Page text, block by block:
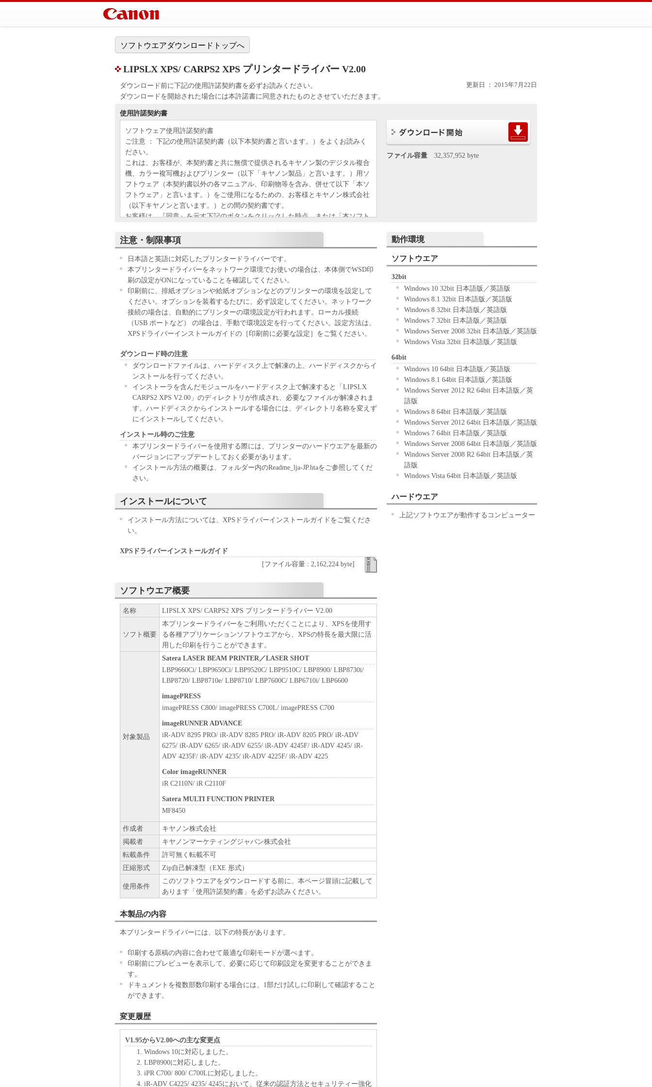
ソフトウエアダウンロードトップへ
LIPSLX XPS/ CARPS2 XPS プリンタードライバー V2.00
ダウンロード前に下記の使用許諾契約書を必ずお読みください。
ダウンロードを開始された場合には本許諾書に同意されたものとさせていただきます。
更新日 ： 2015年7月22日
使用許諾契約書
ソフトウェア使用許諾契約書
ご注意 ： 下記の使用許諾契約書（以下本契約書と言います。）をよくお読みく
ださい。
これは、お客様が、本契約書と共に無償で提供されるキヤノン製のデジタル複合
機、カラー複写機およびプリンター（以下「キヤノン製品」と言います。）用ソ
フトウェア（本契約書以外の各マニュアル、印刷物等を含み、併せて以下「本ソ
フトウェア」と言います。）をご使用になるための、お客様とキヤノン株式会社
（以下キヤノンと言います。）との間の契約書です。
お客様は、『同意』を示す下記のボタンをクリックした時点、または「本ソフト
す。
お客様が本契約書に同意できない場合、「本ソフトウェア」を使用することはで
きません。
１．許諾
(1) キヤノンは、お客様が「キヤノン製品」を利用する目的のために、「キヤノ
ン製品」に直接またはネットワークを通じ接続される複数のコンピューター（以
下「指定機器」と言います。）において、「本ソフトウェア」を使用（本契約書
においては、「本ソフトウェア」をコンピューターの記憶媒体上にインストール
すること、またはコンピューターにおいて表示すること、アクセスすること、も
しくは実行することのいずれも含むものとします。）するための非独占的権利を
て接続されたコンピューター上で、かかるコンピューターの使用者に対して「本
ソフトウェア」を使用させることができますが、かかるコンピューターの使用者
に本契約書上の義務および条件を遵守させるとともに、その履行に関し全責任を
負うことを条件とします。
(2) お客様は、上記(1)に基づいて「本ソフトウェア」を使用するためのバックア
ップとして、「本ソフトウェア」を１部、複製することができます。
(3) 上記(1)および(2)に定める場合を除き、キヤノンまたはキヤノンのライセンサ
ーのいかなる知的財産権も、明示たると黙示たるとを問わず、本契約書によって
お客様に譲渡あるいは許諾されるものではありません。
２．制限
(1) お客様は、再使用許諾、譲渡、販売、頒布、リースもしくは貸与その他の方
法により、第三者に「本ソフトウェア」を使用させることはできません。
(2) お客様は、「本ソフトウェア」の全部または一部を修正、改変、逆コンパイ
ル、逆アセンブル、その他リバースエンジニアリング等することはできません。
また第三者にこのような行為をさせてはなりません。
３．著作権表示
お客様は、「本ソフトウェア」に含まれるキヤノンまたはキヤノンのライセンサ
ーの著作権表示を変更し、除去しもしくは削除してはなりません。
４．所有権
「本ソフトウェア」に係る権原および所有権は、その内容によりキヤノンまたは
お客様は、日本国政府または関連する外国政府より必要な許可等を得ることなし
に、「本ソフトウェア」の全部または一部を、直接または間接に輸出してはなり
ません。
６．サポートおよびアップデート
キヤノン、キヤノンの子会社、関係会社、それらの販売代理店および販売店、並
びにキヤノンのライセンサーは、お客様による「本ソフトウェア」の使用を支援
すること、および「本ソフトウェア」に対してアップデート、バグの修正あるい
はサポートを行うことについて、いかなる責任も負うものではありません。
７．保証の否認・免責
(1) 「本ソフトウェア」は、『現状のまま』の状態で使用許諾されます。キヤノ
ン、キヤノンのライセンサー、キヤノンの子会社、キヤノンの関連会社、それら
の販売代理店または販売店のいずれも、「本ソフトウェア」に関して、商品性お
とを問わず一切しないものとします。
(2) キヤノン、キヤノンのライセンサー、キヤノンの子会社、キヤノンの関連会
社、それらの販売代理店または販売店のいずれも、「本ソフトウェア」の使用ま
たは使用不能から生ずるいかなる損害（逸失利益およびその他の派生的または付
随的な損害を含むがこれらに限定されない全ての損害を言います。）について、
適用法で認められる限り、一切の責任を負わないものとします。たとえ、キヤノ
の販売代理店または販売店がかかる損害の可能性について知らされていた場合で
も同様です。
(3) キヤノン、キヤノンのライセンサー、キヤノンの子会社、キヤノンの関連会
社、それらの販売代理店または販売店のいずれも、「本ソフトウェア」、または
「本ソフトウェア」の使用に起因または関連してお客様と第三者との間に生じた
いかなる紛争についても、一切責任を負わないものとします。
８．契約期間
(1) 本契約書は、お客様が、『同意』を示す下記のボタンをクリックした時点、
または「本ソフトウェア」をインストールした時点で発効し、下記(2)または(3)
により終了されるまで有効に存続します。
(2) お客様は、「本ソフトウェア」およびその複製物のすべてを廃棄および消去
することにより、本契約書を終了させることができます。
(3) お客様が本契約書のいずれかの条項に違反した場合、本契約書は直ちに終了
(4) お客様は、上記(3)によって本契約書が終了した場合、速やかに、「本ソフト
ウェア」およびその複製物のすべてを廃棄または消去するものとします。
(5) 上記にかかわらず、本契約書第2条、第4条から第7条まで、第8条第4項および
第10条の規定は、本契約書の終了後も効力を有します。
９．U.S. GOVERNMENT RESTRICTED RIGHTS NOTICE
客様が米国政府エンドユーザーである場合、以下の規定が適用されます ： The
SOFTWARE is a "commercial item," as that term is defined at 48 C.F.R. 2.101 (Oct
1995), consisting of "commercial computer software" and "commercial computer
software documentation," as such terms are used in 48 C.F.R. 12.212 (Sept 1995).
Consistent with 48 C.F.R. 12.212 and 48 C.F.R. 227.7202-1 through 227.7202-4 (June
1995), all U.S. Government End Users shall acquire the SOFTWARE with only those
rights set forth herein. The manufacturer is Canon Inc./30-2, Shimomaruko 3-chome,
ファイル容量 32,357,952 byte
注意・制限事項
日本語と英語に対応したプリンタードライバーです。
本プリンタードライバーをネットワーク環境でお使いの場合は、本体側でWSD印
刷の設定がONになっていることを確認してください。
印刷前に、排紙オプションや給紙オプションなどのプリンターの環境を設定して
ください。オプションを装着するたびに、必ず設定してください。ネットワーク
接続の場合は、自動的にプリンターの環境設定が行われます。ローカル接続
（USB ポートなど） の場合は、手動で環境設定を行ってください。設定方法は、
XPSドライバーインストールガイドの［印刷前に必要な設定］をご覧ください。
ダウンロード時の注意
ダウンロードファイルは、ハードディスク上で解凍の上、ハードディスクからイ
ンストールを行ってください。
インストーラを含んだモジュールをハードディスク上で解凍すると「LIPSLX
CARPS2 XPS V2.00」のディレクトリが作成され、必要なファイルが解凍されま
す。ハードディスクからインストールする場合には、ディレクトリ名称を変えず
にインストールしてください。
インストール時のご注意
本プリンタードライバーを使用する際には、プリンターのハードウエアを最新の
バージョンにアップデートしておく必要があります。
インストール方法の概要は、フォルダー内のReadme_lja-JP.htaをご参照してくだ
さい。
インストールについて
インストール方法については、XPSドライバーインストールガイドをご覧くださ
い。
XPSドライバーインストールガイド
[ファイル容量 : 2,162,224 byte]
ソフトウエア概要
名称 LIPSLX XPS/ CARPS2 XPS プリンタードライバー V2.00
ソフト概要
本プリンタードライバーをご利用いただくことにより、XPSを使用す
る各種アプリケーションソフトウエアから、XPSの特長を最大限に活
用した印刷を行うことができます。
対象製品
Satera LASER BEAM PRINTER／LASER SHOT
LBP9660Ci/ LBP9650Ci/ LBP9520C/ LBP9510C/ LBP8900/ LBP8730i/
LBP8720/ LBP8710e/ LBP8710/ LBP7600C/ LBP6710i/ LBP6600
imagePRESS
imagePRESS C800/ imagePRESS C700L/ imagePRESS C700
imageRUNNER ADVANCE
iR-ADV 8295 PRO/ iR-ADV 8285 PRO/ iR-ADV 8205 PRO/ iR-ADV
6275/ iR-ADV 6265/ iR-ADV 6255/ iR-ADV 4245F/ iR-ADV 4245/ iR-
ADV 4235F/ iR-ADV 4235/ iR-ADV 4225F/ iR-ADV 4225
Color imageRUNNER
iR C2110N/ iR C2110F
Satera MULTI FUNCTION PRINTER
MF8450
作成者
キヤノン株式会社
掲載者
キヤノンマーケティングジャパン株式会社
転載条件
許可無く転載不可
圧縮形式
Zip自己解凍型（EXE 形式）
使用条件
このソフトウエアをダウンロードする前に、本ページ冒頭に記載して
あります「使用許諾契約書」を必ずお読みください。
本製品の内容
本プリンタードライバーには、以下の特長があります。
印刷する原稿の内容に合わせて最適な印刷モードが選べます。
印刷前にプレビューを表示して、必要に応じて印刷設定を変更することができま
す。
ドキュメントを複数部数印刷する場合には、1部だけ試しに印刷して確認すること
ができます。
変更履歴
V1.95からV2.00への主な変更点
Windows 10に対応しました。
LBP8900に対応しました。
iPR C700/ 800/ C700Lに対応しました。
iR-ADV C4225/ 4235/ 4245において、従来の認証方法とセキュリティー強化
動作環境
ソフトウエア
32bit
Windows 10 32bit 日本語版／英語版
Windows 8.1 32bit 日本語版／英語版
Windows 8 32bit 日本語版／英語版
Windows 7 32bit 日本語版／英語版
Windows Server 2008 32bit 日本語版／英語版
Windows Vista 32bit 日本語版／英語版
64bit
Windows 10 64bit 日本語版／英語版
Windows 8.1 64bit 日本語版／英語版
Windows Server 2012 R2 64bit 日本語版／英
語版
Windows 8 64bit 日本語版／英語版
Windows Server 2012 64bit 日本語版／英語版
Windows 7 64bit 日本語版／英語版
Windows Server 2008 64bit 日本語版／英語版
Windows Server 2008 R2 64bit 日本語版／英
語版
Windows Vista 64bit 日本語版／英語版
ハードウエア
上記ソフトウエアが動作するコンピューター